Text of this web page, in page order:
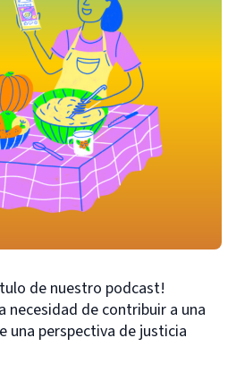
de nuestro podcast!
necesidad de contribuir a una
una perspectiva de justicia